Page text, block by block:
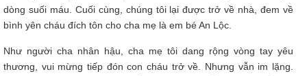
dòng suối máu. Cuối cùng, chúng tôi lại được trở về nhà, đem về
bình yên cháu đích tôn cho cha mẹ là em bé An Lộc.
Như người cha nhân hậu, cha mẹ tôi dang rộng vòng tay yêu
thương, vui mừng tiếp đón con cháu trở về. Nhưng vẫn im lặng.